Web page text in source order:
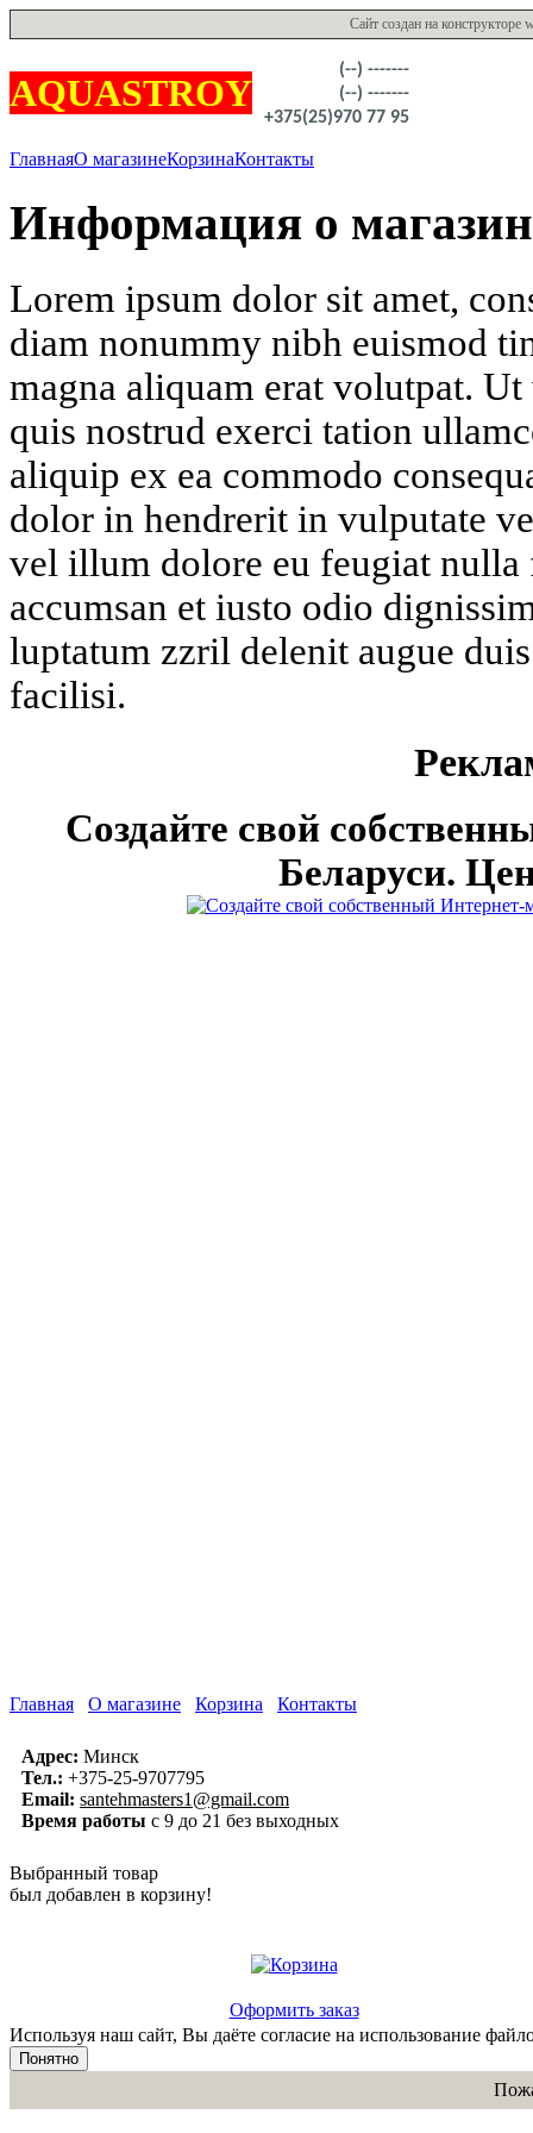
Сайт создан на
AQUASTROY
(--) -------
(--) -------
+375(25)970 77 95
ГлавнаяО магазинеКорзинаКонтакты
Информация о
Lorem ipsum dolor sit amet,
diam nonummy nibh euismod
magna aliquam erat volutpat.
quis nostrud exerci tation
aliquip ex ea commodo
dolor in hendrerit in vulputate
vel illum dolore eu feugiat nulla
accumsan et iusto odio
luptatum zzril delenit augue
facilisi.
Создайте свой
Беларуси.
Главная О магазине Корзина Контакты
Адрес: Минск
Тел.: +375-25-9707795
Email: santehmasters1@gmail.com
Время работы с 9 до 21 без выходных
Выбранный товар
был добавлен в корзину!
Оформить заказ
Используя наш сайт, Вы даёте согласие на использование
Понятно